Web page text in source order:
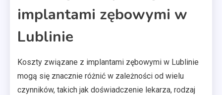
implantami zębowymi w
Lublinie
Koszty związane z implantami zębowymi w Lublinie
mogą się znacznie różnić w zależności od wielu
czynników, takich jak doświadczenie lekarza, rodzaj